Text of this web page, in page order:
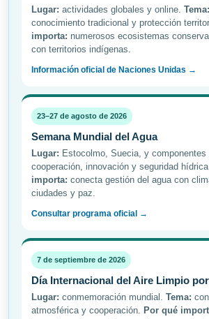
Lugar: actividades globales y online. Tema:
conocimiento tradicional y protección
importa: numerosos ecosistemas
con territorios indígenas.
Información oficial de Naciones Unidas →
23–27 de agosto de 2026
Semana Mundial del Agua
Lugar: Estocolmo, Suecia, y componentes
cooperación, innovación y seguridad
importa: conecta gestión del agua con
ciudades y paz.
Consultar programa oficial →
7 de septiembre de 2026
Día Internacional del Aire Limpio
Lugar: conmemoración mundial. Tema:
atmosférica y cooperación. Por qué